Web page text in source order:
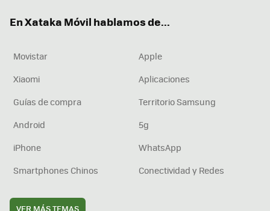
En Xataka Móvil hablamos de...
Movistar
Apple
Xiaomi
Aplicaciones
Guías de compra
Territorio Samsung
Android
5g
iPhone
WhatsApp
Smartphones Chinos
Conectividad y Redes
VER MÁS TEMAS